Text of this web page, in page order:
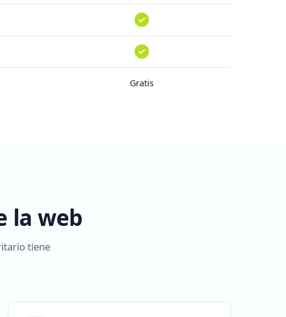
Gratis
la web
tiene